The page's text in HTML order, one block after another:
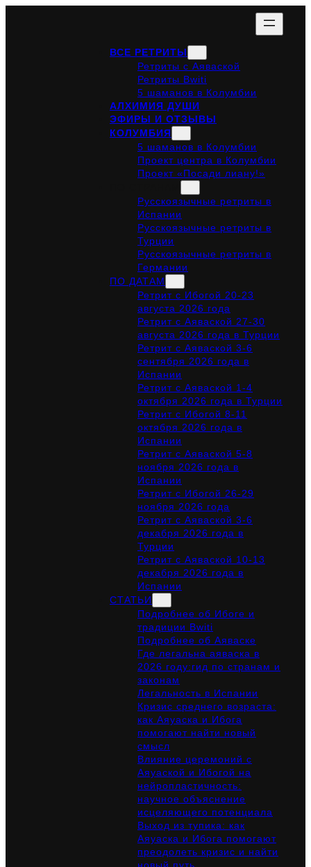
ВСЕ РЕТРИТЫ
Ретриты с Аяваской
Ретриты Bwiti
5 шаманов в Колумбии
АЛХИМИЯ ДУШИ
ЭФИРЫ И ОТЗЫВЫ
КОЛУМБИЯ
5 шаманов в Колумбии
Проект центра в Колумбии
Проект «Посади лиану!»
Русскоязычные ретриты в
Испании
Русскоязычные ретриты в
Турции
Русскоязычные ретриты в
Германии
ПО ДАТАМ
Ретрит с Ибогой 20-23
августа 2026 года
Ретрит с Аяваской 27-30
августа 2026 года в Турции
Ретрит с Аяваской 3-6
сентября 2026 года в
Испании
Ретрит с Аяваской 1-4
октября 2026 года в Турции
Ретрит с Ибогой 8-11
октября 2026 года в
Испании
Ретрит с Аяваской 5-8
ноября 2026 года в
Испании
Ретрит с Ибогой 26-29
ноября 2026 года
Ретрит с Аяваской 3-6
декабря 2026 года в
Турции
Ретрит с Аяваской 10-13
декабря 2026 года в
Испании
СТАТЬИ
Подробнее об Ибоге и
традиции Bwiti
Подробнее об Аяваске
Где легальна аяваска в
2026 году:гид по странам и
законам
Легальность в Испании
Кризис среднего возраста:
как Аяуаска и Ибога
помогают найти новый
смысл
Влияние церемоний с
Аяуаской и Ибогой на
нейропластичность:
научное объяснение
исцеляющего потенциала
Выход из тупика: как
Аяуаска и Ибога помогают
преодолеть кризис и найти